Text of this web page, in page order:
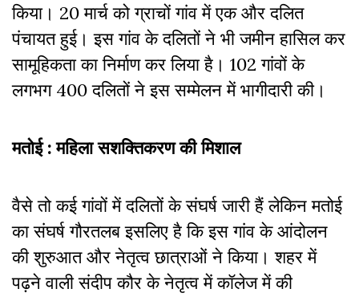
किया। 20 मार्च को ग्राचों गांव में एक और दलित
पंचायत हुई। इस गांव के दलितों ने भी जमीन हासिल कर
सामूहिकता का निर्माण कर लिया है। 102 गांवों के
लगभग 400 दलितों ने इस सम्मेलन में भागीदारी की।
मतोई : महिला सशक्तिकरण की मिशाल
वैसे तो कई गांवों में दलितों के संघर्ष जारी हैं लेकिन मतोई
का संघर्ष गौरतलब इसलिए है कि इस गांव के आंदोलन
की शुरुआत और नेतृत्व छात्राओं ने किया। शहर में
पढ़ने वाली संदीप कौर के नेतृत्व में कॉलेज में की